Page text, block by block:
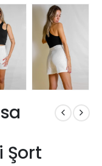
Şort